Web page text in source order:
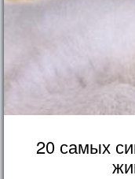
20 самых